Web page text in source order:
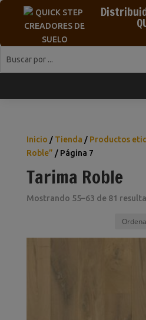
Inicio / Tienda / Productos
Roble” / Página 7
Tarima Roble
Mostrando 55–63 de 81